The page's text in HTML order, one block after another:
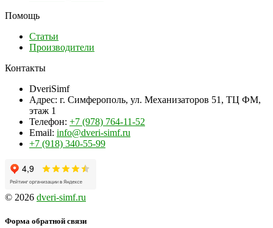
Помощь
Статьи
Производители
Контакты
DveriSimf
Адрес: г. Симферополь, ул. Механизаторов 51, ТЦ ФМ,
этаж 1
Телефон: +7 (978) 764-11-52
Email: info@dveri-simf.ru
+7 (918) 340-55-99
© 2026 dveri-simf.ru
Форма обратной связи